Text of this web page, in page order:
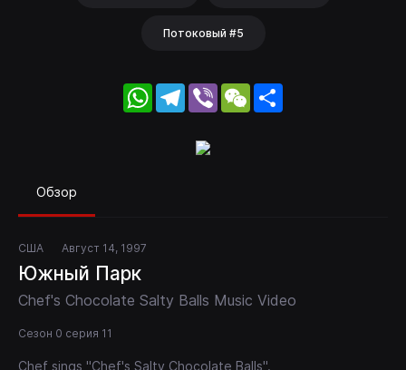
Потоковый #5
WhatsApp
Telegram
Viber WeChat
Обзор
США Август 14, 1997
Южный Парк
Chef's Chocolate Salty Balls Music Video
Сезон 0 серия 11
Chef sings "Chef's Salty Chocolate Balls".